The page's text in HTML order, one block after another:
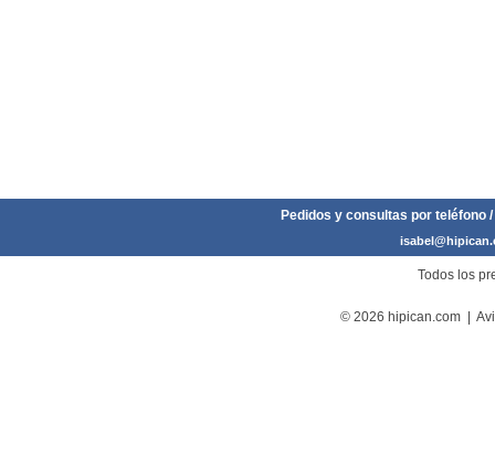
Pedidos y consultas por teléfono
Todos los
© 2026 hipican.com |